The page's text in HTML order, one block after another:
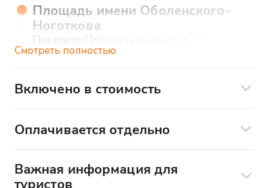
Площадь имени Оболенского-
Ноготкова
Посетите Площадь имени Оболенского-
Ноготкова, центральную площадь
сосредоточены главные
начнете знакомство с историей Йошкар-
Самые точные марийские часы –
Смотреть полностью
Включено в стоимость
Экскурсионное сопровождение
Оплачивается отдельно
Аренда радиогида для лучшей слышимости
– 200₽/чел (наличными)
Важная информация для
туристов